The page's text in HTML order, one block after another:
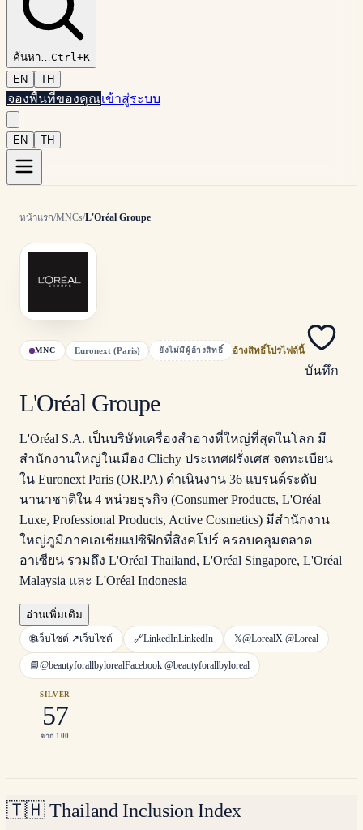
ค้นหา…Ctrl+K
EN
TH
จองพื้นที่ของคุณเข้าสู่ระบบ
EN TH
หน้าแรก/MNCs/L'Oréal Groupe
MNC Euronext (Paris) ยังไม่มีผู้อ้างสิทธิ์ อ้างสิทธิ์โปรไฟล์นี้
บันทึก
L'Oréal Groupe
L'Oréal S.A. เป็นบริษัทเครื่องสำอางที่ใหญ่ที่สุดในโลก มี
สำนักงานใหญ่ในเมือง Clichy ประเทศฝรั่งเศส จดทะเบียน
ใน Euronext Paris (OR.PA) ดำเนินงาน 36 แบรนด์ระดับ
นานาชาติใน 4 หน่วยธุรกิจ (Consumer Products, L'Oréal
Luxe, Professional Products, Active Cosmetics) มีสำนักงาน
ใหญ่ภูมิภาคเอเชียแปซิฟิกที่สิงคโปร์ ครอบคลุมตลาด
อาเซียน รวมถึง L'Oréal Thailand, L'Oréal Singapore, L'Oréal
Malaysia และ L'Oréal Indonesia
อ่านเพิ่มเติม
🌐เว็บไซต์ ↗เว็บไซต์ 🔗LinkedInLinkedIn 𝕏@LorealX @Loreal
📘@beautyforallbylorealFacebook @beautyforallbyloreal
SILVER
57
จาก 100
🇹🇭 Thailand Inclusion Index